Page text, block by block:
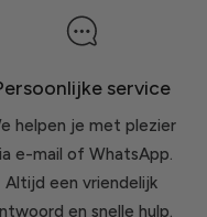
service
helpen je met plezier
e-mail of WhatsApp.
Altijd een vriendelijk
en snelle hulp.